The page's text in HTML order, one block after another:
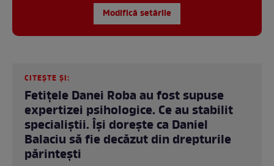
Modifică setările
CITEȘTE ȘI:
Fetițele Danei Roba au fost supuse
expertizei psihologice. Ce au stabilit
specialiștii. Își dorește ca Daniel
Balaciu să fie decăzut din drepturile
părintești